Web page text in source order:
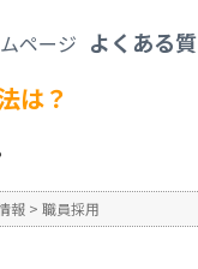
よくある
は？
報 > 職員採用